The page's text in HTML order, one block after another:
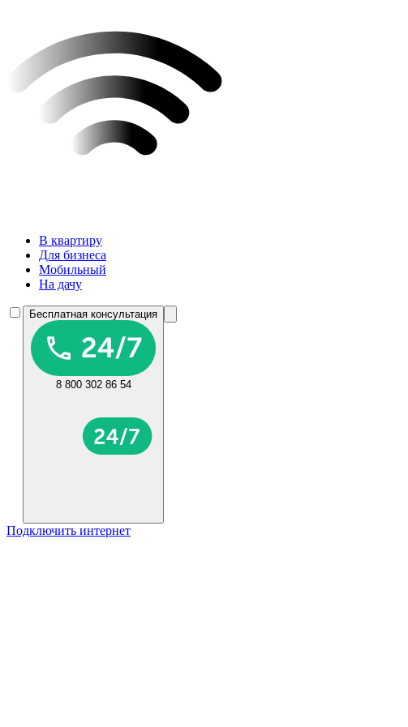
В квартиру
Для бизнеса
Мобильный
На дачу
Бесплатная консультация
8 800 302 86 54
Подключить интернет